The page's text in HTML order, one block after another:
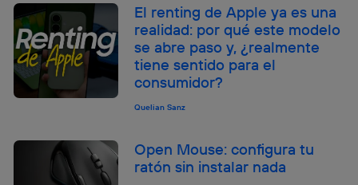
El renting de Apple ya es una
realidad: por qué este modelo
se abre paso y, ¿realmente
tiene sentido para el
consumidor?
Quelian Sanz
Open Mouse: configura tu
ratón sin instalar nada